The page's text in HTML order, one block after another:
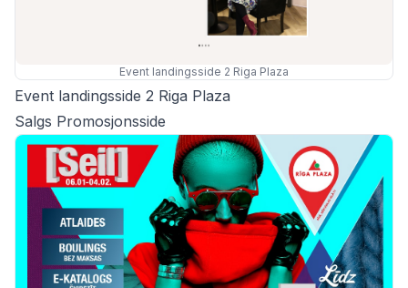
Event landingsside 2 Riga Plaza
Event landingsside 2 Riga Plaza
Salgs Promosjonsside